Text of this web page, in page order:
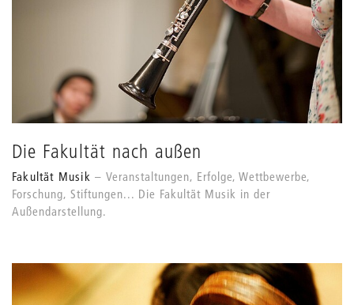
Die Fakultät nach außen
Fakultät Musik
Veranstaltungen, Erfolge, Wettbewerbe,
Forschung, Stiftungen... Die Fakultät Musik in der
Außendarstellung.